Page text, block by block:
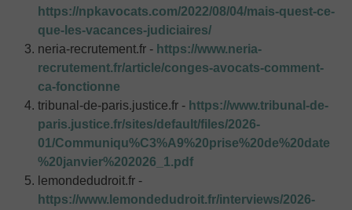
https://npkavocats.com/2022/08/04/mais-quest-ce-
que-les-vacances-judiciaires/
neria-recrutement.fr - https://www.neria-
recrutement.fr/article/conges-avocats-comment-
ca-fonctionne
tribunal-de-paris.justice.fr - https://www.tribunal-de-
paris.justice.fr/sites/default/files/2026-
01/Communiqu%C3%A9%20prise%20de%20date
%20janvier%202026_1.pdf
lemondedudroit.fr -
https://www.lemondedudroit.fr/interviews/2026-